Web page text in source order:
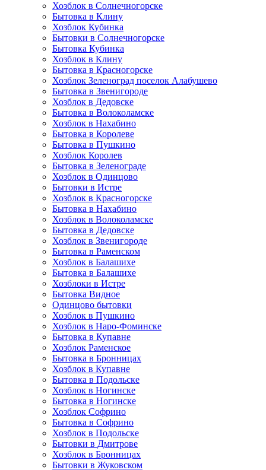
Хозблок в Солнечногорске
Бытовка в Клину
Хозблок Кубинка
Бытовки в Солнечногорске
Бытовка Кубинка
Хозблок в Клину
Бытовка в Красногорске
Хозблок Зеленоград поселок Алабушево
Бытовка в Звенигороде
Хозблок в Дедовске
Бытовка в Волоколамске
Хозблок в Нахабино
Бытовка в Королеве
Бытовкa в Пушкино
Хозблок Королев
Бытовка в Зеленограде
Хозблок в Одинцово
Бытовки в Истре
Хозблок в Красногорске
Бытовка в Нахабино
Хозблок в Волоколамске
Бытовкa в Дедовске
Хозблок в Звенигороде
Бытовка в Раменском
Хозблок в Балашихе
Бытовкa в Балашихе
Хозблоки в Истре
Бытовка Видное
Одинцово бытовки
Хозблок в Пушкино
Хозблок в Наро-Фоминске
Бытовка в Купавне
Хозблок Раменское
Бытовка в Бронницах
Хозблок в Купавне
Бытовка в Подольске
Хозблок в Ногинске
Бытовка в Ногинске
Хозблок Софрино
Бытовка в Софрино
Хозблок в Подольске
Бытовки в Дмитрове
Хозблок в Бронницах
Бытовки в Жуковском